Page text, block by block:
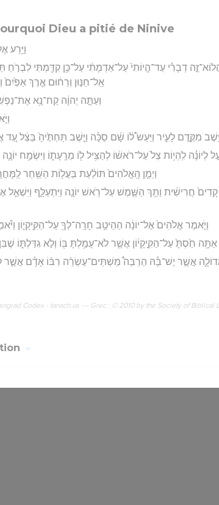
Dieu a pitié de Ninive
וַיֵּ֥רַע
דְבָרִ֗י עַד־הֱיוֹתִי֙ עַל־אַדְמָתִ֔י עַל־כֵּ֥ן קִדַּ֖מְתִּי
אֵֽל־חַנּ֣וּן וְרַח֔וּם אֶ֤רֶךְ אַפַּ֙יִם֙
וְעַתָּ֣ה יְהוָ֔ה קַח־נָ֥א
וַיֵּ֖שֶׁב מִקֶּ֣דֶם לָעִ֑יר וַיַּעַשׂ֩ ל֨וֹ שָׁ֜ם סֻכָּ֗ה וַיֵּ֤שֶׁב תַּחְתֶּ֙יהָ֙ בַּצֵּ֔ל עַ֚ד
לְיוֹנָ֗ה לִֽהְי֥וֹת צֵל֙ עַל־רֹאשׁ֔וֹ לְהַצִּ֥יל ל֖וֹ מֵרָֽעָת֑וֹ וַיִּשְׂמַ֥ח
וַיְמַ֤ן הָֽאֱלֹהִים֙ תּוֹלַ֔עַת בַּעֲל֥וֹת הַשַּׁ֖חַר
חֲרִישִׁ֔ית וַתַּ֥ךְ הַשֶּׁ֛מֶשׁ עַל־רֹ֥אשׁ יוֹנָ֖ה וַיִּתְעַלָּ֑ף וַיִּשְׁאַ֤ל
וַיֹּ֤אמֶר אֱלֹהִים֙ אֶל־יוֹנָ֔ה הַהֵיטֵ֥ב חָרָֽה־לְךָ֖ עַל־הַקִּֽיקָי֑וֹן
אַתָּ֥ה חַ֙סְתָּ֙ עַל־הַקִּ֣יקָי֔וֹן אֲשֶׁ֛ר לֹא־עָמַ֥לְתָּ בּ֖וֹ וְלֹ֣א גִדַּלְתּ֑וֹ
אֲשֶׁ֣ר יֶשׁ־בָּ֡הּ הַרְבֵּה֩ מִֽשְׁתֵּים־עֶשְׂרֵ֨ה רִבּ֜וֹ אָדָ֗ם אֲשֶׁ֤ר
Codex - tanach.us --- Grec : © 2010 by the Society of